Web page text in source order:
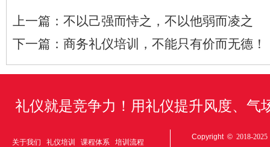
上一篇： 不以己强而恃之，不以他弱而凌之
下一篇： 商务礼仪培训，不能只有价而无德！
礼仪就是竞争力！用礼仪提升风度、气
关于我们 礼仪培训 课程体系 培训流程
Copyright © 2018-